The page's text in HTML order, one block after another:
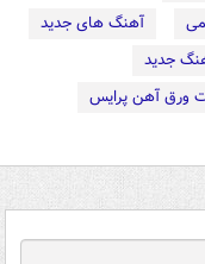
آهنگ های جدید
جدید
ورق آهن پرایس